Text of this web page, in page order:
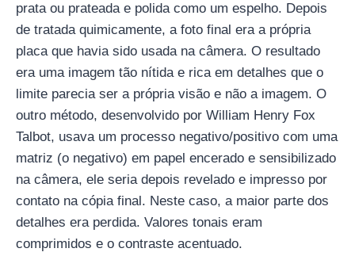
prata ou prateada e polida como um espelho. Depois
de tratada quimicamente, a foto final era a própria
placa que havia sido usada na câmera. O resultado
era uma imagem tão nítida e rica em detalhes que o
limite parecia ser a própria visão e não a imagem. O
outro método, desenvolvido por William Henry Fox
Talbot, usava um processo negativo/positivo com uma
matriz (o negativo) em papel encerado e sensibilizado
na câmera, ele seria depois revelado e impresso por
contato na cópia final. Neste caso, a maior parte dos
detalhes era perdida. Valores tonais eram
comprimidos e o contraste acentuado.